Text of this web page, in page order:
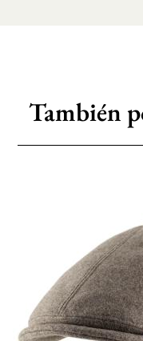
También